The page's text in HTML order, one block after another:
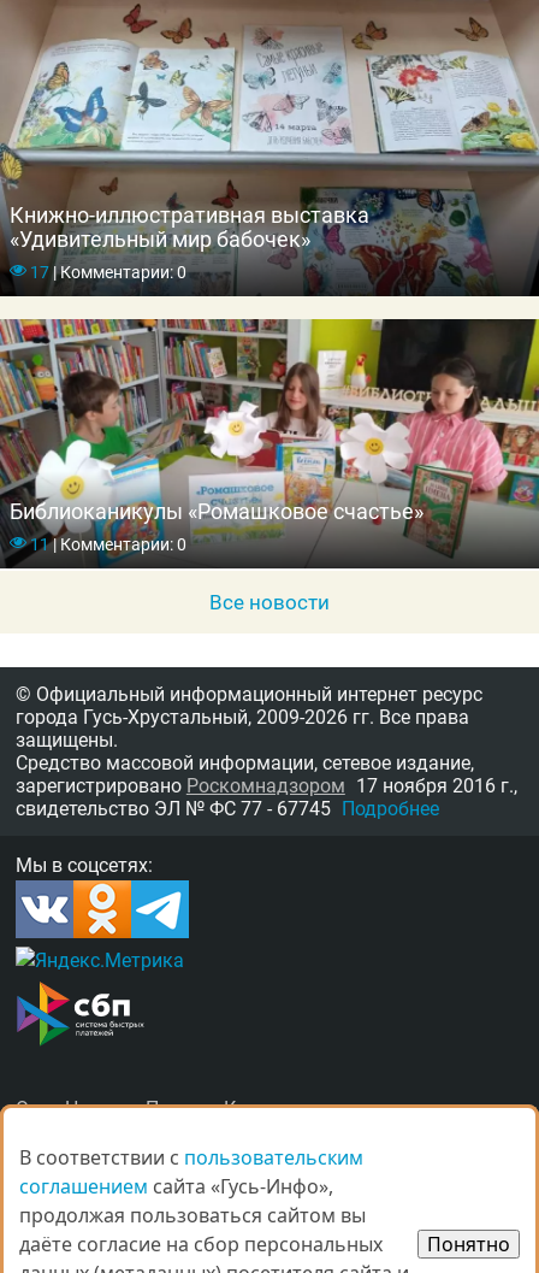
Книжно-иллюстративная выставка
«Удивительный мир бабочек»
17|Комментарии: 0
Библиоканикулы «Ромашковое счастье»
11|Комментарии: 0
Все новости
© Официальный информационный интернет ресурс
города Гусь-Хрустальный, 2009-2026 гг. Все права
защищены.
Средство массовой информации, сетевое издание,
зарегистрировано Роскомнадзором 17 ноября 2016 г.,
свидетельство ЭЛ № ФС 77 - 67745 Подробнее
Мы в соцсетях:
О насНаградыПравилаКонтакты
В соответствии с пользовательским
соглашением сайта «Гусь-Инфо»,
продолжая пользоваться сайтом вы
даёте согласие на сбор персональных
Понятно
В соответствии с пользовательским
соглашением сайта «Гусь-Инфо»,
продолжая пользоваться сайтом вы
даёте согласие на сбор персональных
Понятно